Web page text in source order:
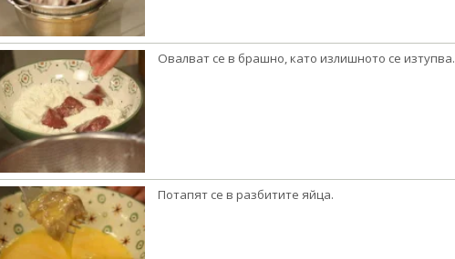
Овалват се в брашно, като излишното се изтупва.
Потапят се в разбитите яйца.